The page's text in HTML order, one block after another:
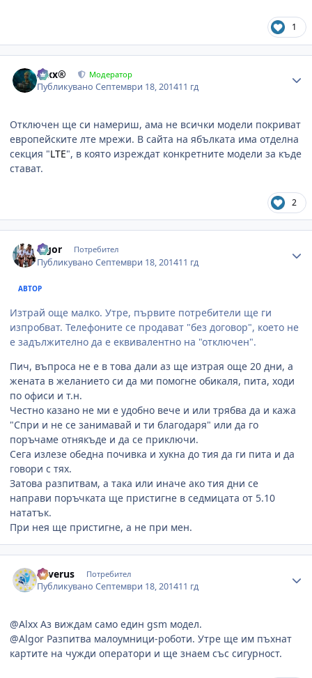
1
Alxx® Модератор
ПубликуваноСептември 18, 201411 гд
Отключен ще си намериш, ама не всички модели покриват
европейските лте мрежи. В сайта на ябълката има отделна
секция "LTE", в която изреждат конкретните модели за къде
стават.
2
algor Потребител
ПубликуваноСептември 18, 201411 гд
АВТОР
Изтрай още малко. Утре, първите потребители ще ги
изпробват. Телефоните се продават "без договор", което не
е задължително да е еквивалентно на "отключен".
Пич, въпроса не е в това дали аз ще изтрая още 20 дни, а
жената в желанието си да ми помогне обикаля, пита, ходи
по офиси и т.н.
Честно казано не ми е удобно вече и или трябва да и кажа
"Спри и не се занимавай и ти благодаря" или да го
поръчаме отнякъде и да се приключи.
Сега излезе обедна почивка и хукна до тия да ги пита и да
говори с тях.
Затова разпитвам, а така или иначе ако тия дни се
направи поръчката ще пристигне в седмицата от 5.10
нататък.
При нея ще пристигне, а не при мен.
Severus Потребител
ПубликуваноСептември 18, 201411 гд
@Alxx Аз виждам само един gsm модел.
@Algor Разпитва малоумници-роботи. Утре ще им пъхнат
картите на чужди оператори и ще знаем със сигурност.